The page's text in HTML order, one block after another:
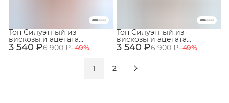
3 540 ₽6 900 ₽−49%
Топ Силуэтный из
вискозы и ацетата
Пудровый 3 540 ₽6 900 ₽−49%
Топ Силуэтный из
вискозы и ацетата
Кремовый
1 2